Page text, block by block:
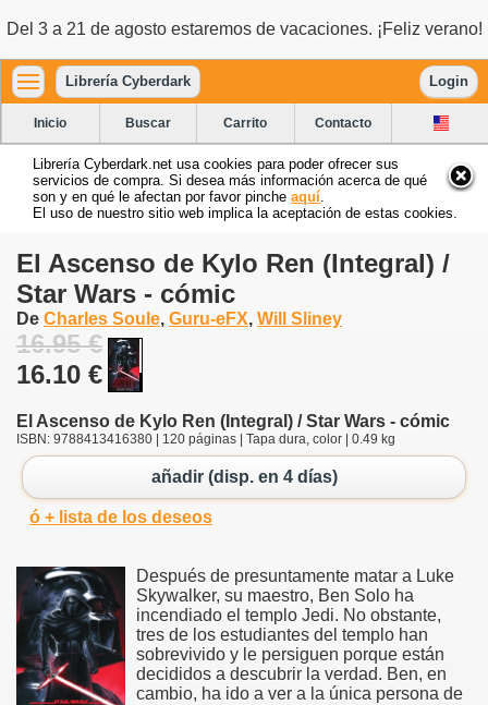
Del 3 a 21 de agosto estaremos de vacaciones. ¡Feliz verano!
Librería Cyberdark Login
Inicio Buscar Carrito Contacto
Librería Cyberdark.net usa cookies para poder ofrecer sus
servicios de compra. Si desea más información acerca de qué
son y en qué le afectan por favor pinche aquí
El uso de nuestro sitio web implica la aceptación de estas cookies.
El Ascenso de Kylo Ren (Integral) /
Star Wars - cómic
De Charles Soule, Guru-eFX, Will Sliney
16.95 €
16.10 €
El Ascenso de Kylo Ren (Integral) / Star Wars - cómic
ISBN: 9788413416380 | 120 páginas | Tapa dura, color | 0.49 kg
añadir (disp. en 4 días)
ó + lista de los deseos
Después de presuntamente matar a Luke
Skywalker, su maestro, Ben Solo ha
incendiado el templo Jedi. No obstante,
tres de los estudiantes del templo han
sobrevivido y le persiguen porque están
decididos a descubrir la verdad. Ben, en
cambio, ha ido a ver a la única persona de